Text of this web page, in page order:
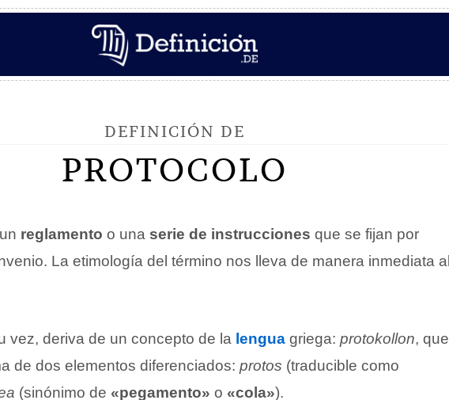
DEFINICIÓN DE
PROTOCOLO
reglamento o una serie de instrucciones que se fijan por
La etimología del término nos lleva de manera inmediata al
vez, deriva de un concepto de la lengua griega: protokollon, que
de dos elementos diferenciados: protos (traducible como
(sinónimo de «pegamento» o «cola»).